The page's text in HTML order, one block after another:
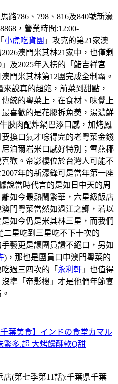
路786、798、816及840號新濠
，營業時間:12:00-
小虎吃貨團 」攻克的第21家澳
澳門米其林21家中，也僅剩
及2025年入榜的「鮨吉祥宮
門米其林第12團完成全制霸。
說真的超飽，前菜到甜點，
統的粵菜上，在食材、味覺上
喜歡的是花膠拆魚𡙡，湯濃鮮
脥肉配炸鍋巴添口感，加烤鳳
換口氣才唸得完的老粵菜金錢
泊爾岩米口感好特別；雪燕椰
歡。帝影樓位於台灣人可能不
年的新濠鋒可是當年第一座
說當時代言的是如日中天的周
如今最熱鬧繁華，六星級飯店
門粵菜當然如過江之鯽，若以
如今仍是米其林三星，而我們
二星吃到三星吃不下十次的
藝更是讓團員讚不絕口，另如
)，那也是團員口中澳門粵菜的
過三四次的「 永利軒 」也值得
準「帝影樓」才是他們年節宴
葉美食】インドの食堂カマル
多.超 大烤饢酥軟Q甜
(第七季第11話):千葉県千葉